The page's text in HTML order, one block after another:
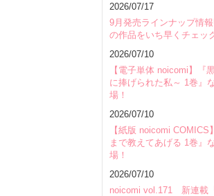
2026/07/17
9月発売ラインナップ情
の作品をいち早くチェッ
2026/07/10
【電子単体 noicomi】『
に捧げられた私～ 1巻』
場！
2026/07/10
【紙版 noicomi COMICS
まで教えてあげる 1巻』
場！
2026/07/10
noicomi vol.171 新連載